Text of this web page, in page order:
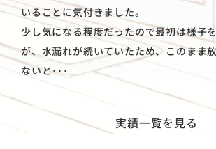
いることに気付きました。
少し気になる程度だったので最初は様子
が、水漏れが続いていたため、このまま
ないと･･･
実績一覧を見る